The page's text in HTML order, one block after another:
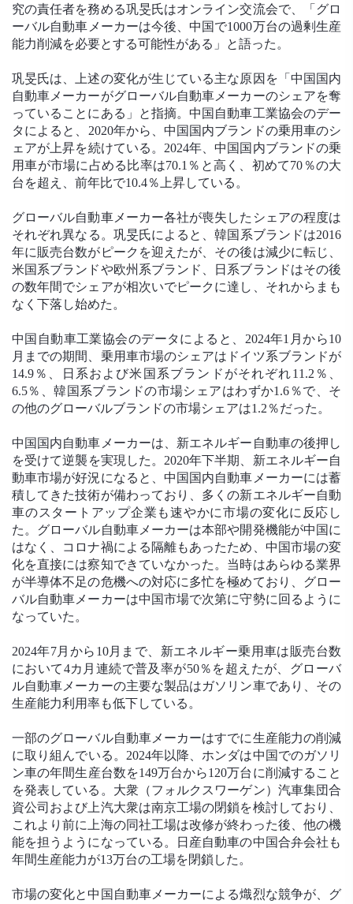
究の責任者を務める巩旻氏はオンライン交流会で、「グロ
ーバル自動車メーカーは今後、中国で1000万台の過剰生産
能力削減を必要とする可能性がある」と語った。
巩旻氏は、上述の変化が生じている主な原因を「中国国内
自動車メーカーがグローバル自動車メーカーのシェアを奪
っていることにある」と指摘。中国自動車工業協会のデー
タによると、2020年から、中国国内ブランドの乗用車のシ
ェアが上昇を続けている。2024年、中国国内ブランドの乗
用車が市場に占める比率は70.1％と高く、初めて70％の大
台を超え、前年比で10.4％上昇している。
グローバル自動車メーカー各社が喪失したシェアの程度は
それぞれ異なる。巩旻氏によると、韓国系ブランドは2016
年に販売台数がピークを迎えたが、その後は減少に転じ、
米国系ブランドや欧州系ブランド、日系ブランドはその後
の数年間でシェアが相次いでピークに達し、それからまも
なく下落し始めた。
中国自動車工業協会のデータによると、2024年1月から10
月までの期間、乗用車市場のシェアはドイツ系ブランドが
14.9％、日系および米国系ブランドがそれぞれ11.2％、
6.5％、韓国系ブランドの市場シェアはわずか1.6％で、そ
の他のグローバルブランドの市場シェアは1.2％だった。
中国国内自動車メーカーは、新エネルギー自動車の後押し
を受けて逆襲を実現した。2020年下半期、新エネルギー自
動車市場が好況になると、中国国内自動車メーカーには蓄
積してきた技術が備わっており、多くの新エネルギー自動
車のスタートアップ企業も速やかに市場の変化に反応し
た。グローバル自動車メーカーは本部や開発機能が中国に
はなく、コロナ禍による隔離もあったため、中国市場の変
化を直接には察知できていなかった。当時はあらゆる業界
が半導体不足の危機への対応に多忙を極めており、グロー
バル自動車メーカーは中国市場で次第に守勢に回るように
なっていた。
2024年7月から10月まで、新エネルギー乗用車は販売台数
において4カ月連続で普及率が50％を超えたが、グローバ
ル自動車メーカーの主要な製品はガソリン車であり、その
生産能力利用率も低下している。
一部のグローバル自動車メーカーはすでに生産能力の削減
に取り組んでいる。2024年以降、ホンダは中国でのガソリ
ン車の年間生産台数を149万台から120万台に削減すること
を発表している。大衆（フォルクスワーゲン）汽車集団合
資公司および上汽大衆は南京工場の閉鎖を検討しており、
これより前に上海の同社工場は改修が終わった後、他の機
能を担うようになっている。日産自動車の中国合弁会社も
年間生産能力が13万台の工場を閉鎖した。
市場の変化と中国自動車メーカーによる熾烈な競争が、グ